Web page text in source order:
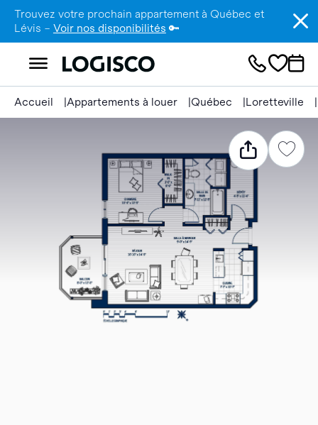
Trouvez votre prochain appartement à Québec et
Lévis – Voir nos disponibilités 🔑
Accueil Appartements à louer Québec Loretteville